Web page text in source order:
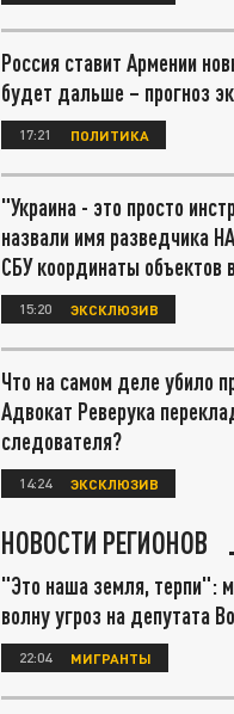
Россия ставит Армении
будет дальше – прогноз
17:21 ПОЛИТИКА
"Украина - это просто
назвали имя разведчика
СБУ координаты объектов
15:20 ЭКСКЛЮЗИВ
Что на самом деле убило
Адвокат Реверука
следователя?
14:24 ЭКСКЛЮЗИВ
НОВОСТИ РЕГИОНОВ
"Это наша земля, терпи":
волну угроз на депутата
22:04 МИГРАНТЫ